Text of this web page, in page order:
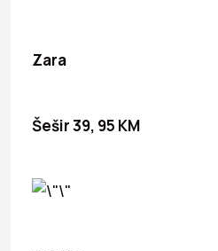
Zara
Šešir 39, 95 KM